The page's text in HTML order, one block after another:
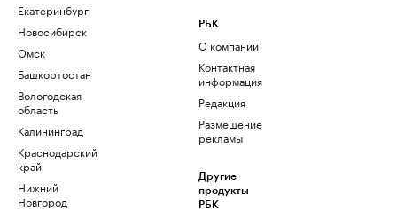
Екатеринбург
Новосибирск
Омск
Башкортостан
Вологодская
область
Калининград
Краснодарский
край
Нижний
Новгород
РБК
О компании
Контактная
информация
Редакция
Размещение
рекламы
Другие
продукты
РБК